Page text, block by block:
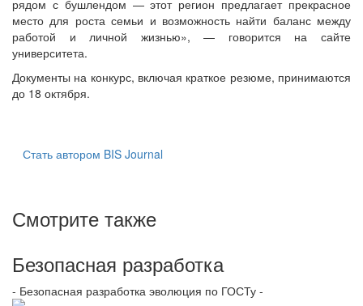
рядом с бушлендом — этот регион предлагает прекрасное
место для роста семьи и возможность найти баланс между
работой и личной жизнью», — говорится на сайте
университета.
Документы на конкурс, включая краткое резюме, принимаются
до 18 октября.
Стать автором BIS Journal
Смотрите также
Безопасная разработка
- Безопасная разработка эволюция по ГОСТу -